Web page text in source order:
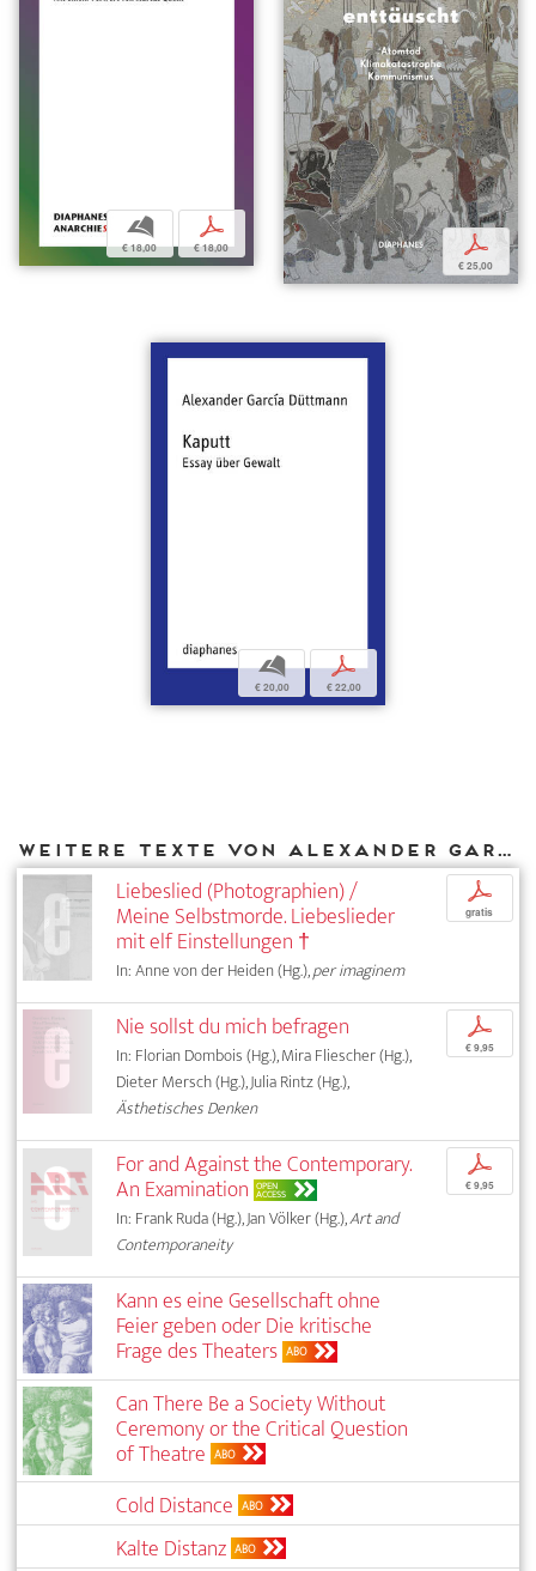
b
€ 18,00
p
€ 18,00 p
€ 25,00
b
€ 20,00
p
€ 22,00
Weitere Texte von Alexander García Düttmann bei DIAPHANES
Liebeslied (Photographien) /
Meine Selbstmorde. Liebeslieder
mit elf Einstellungen †
In: Anne von der Heiden (Hg.),per imaginem
p
gratis
Nie sollst du mich befragen
In: Florian Dombois (Hg.), Mira Fliescher (Hg.),
Dieter Mersch (Hg.), Julia Rintz (Hg.),
Ästhetisches Denken
p
€ 9,95
For and Against the Contemporary.
An Examination OPEN
ACCESS
In: Frank Ruda (Hg.), Jan Völker (Hg.),Art and
Contemporaneity
p
€ 9,95
Kann es eine Gesellschaft ohne
Feier geben oder Die kritische
Frage des Theaters ABO
Can There Be a Society Without
Ceremony or the Critical Question
of Theatre ABO
Cold Distance ABO
Kalte Distanz ABO